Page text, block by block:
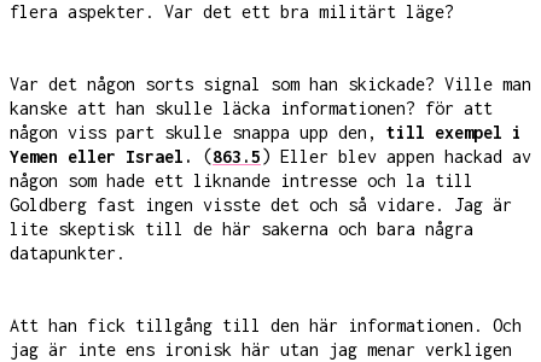
flera aspekter. Var det ett bra militärt läge?
Var det någon sorts signal som han skickade? Ville man
kanske att han skulle läcka informationen? för att
någon viss part skulle snappa upp den, till exempel i
Yemen eller Israel.
(863.5) Eller blev appen hackad av
någon som hade ett liknande intresse och la till
Goldberg fast ingen visste det och så vidare. Jag är
lite skeptisk till de här sakerna och bara några
datapunkter.
Att han fick tillgång till den här informationen. Och
jag är inte ens ironisk här utan jag menar verkligen